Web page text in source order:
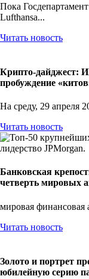
Пока
Lufthansa...
Читать новость
Крипто-дайджест:
пробуждение
На среду, 29 апреля
Читать новость
Банковская
четверть мировых
мировая финансовая
Читать новость
Золото и портрет
юбилейную серию